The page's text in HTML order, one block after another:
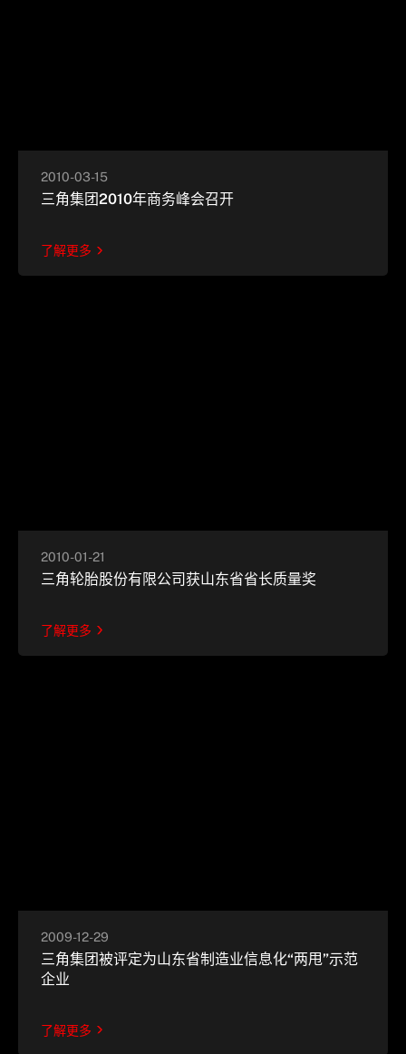
2010-03-15
三角集团2010年商务峰会召开
了解更多
2010-01-21
三角轮胎股份有限公司获山东省省长质量奖
了解更多
2009-12-29
三角集团被评定为山东省制造业信息化“两甩”示范
企业
了解更多